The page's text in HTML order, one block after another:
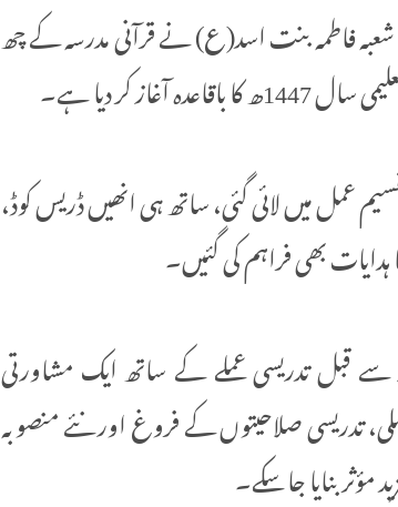
فاطمہ بنت اسد(ع) نے قرآنی مدرسہ کے چھ
کر دیا ہے۔
عمل میں لائی گئی، ساتھ ہی انھیں ڈریس کوڈ،
بھی فراہم کی گئیں۔
قبل تدریسی عملے کے ساتھ ایک مشاورتی
تدریسی صلاحیتوں کے فروغ اور نئے منصوبہ
مؤثر بنایا جا سکے۔